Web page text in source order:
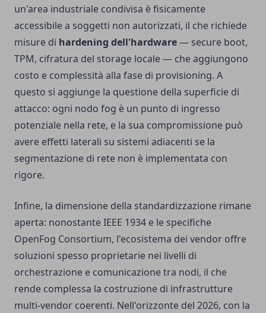
un'area industriale condivisa è fisicamente
accessibile a soggetti non autorizzati, il che richiede
misure di hardening dell'hardware— secure boot,
TPM, cifratura del storage locale — che aggiungono
costo e complessità alla fase di provisioning. A
questo si aggiunge la questione della superficie di
attacco: ogni nodo fog è un punto di ingresso
potenziale nella rete, e la sua compromissione può
avere effetti laterali su sistemi adiacenti se la
segmentazione di rete non è implementata con
rigore.
Infine, la dimensione della standardizzazione rimane
aperta: nonostante IEEE 1934 e le specifiche
OpenFog Consortium, l'ecosistema dei vendor offre
soluzioni spesso proprietarie nei livelli di
orchestrazione e comunicazione tra nodi, il che
rende complessa la costruzione di infrastrutture
multi-vendor coerenti. Nell'orizzonte del 2026, con la